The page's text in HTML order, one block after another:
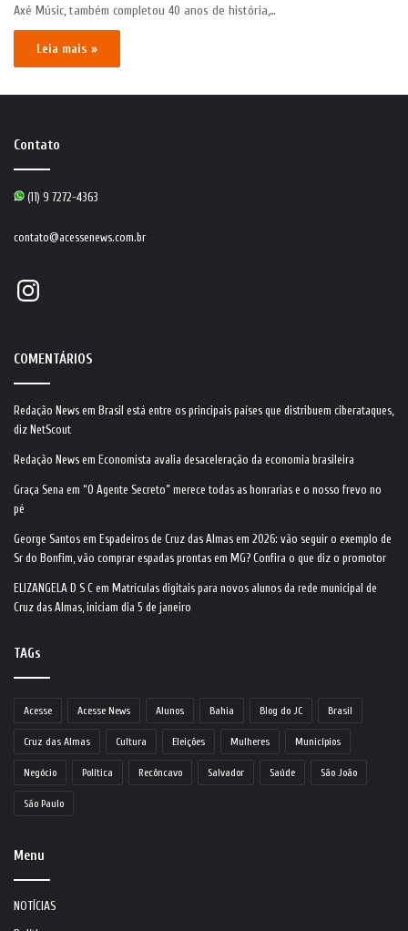
Axé Músic, também completou 40 anos de história,…
Leia mais »
Contato
(11) 9 7272-4363
contato@acessenews.com.br
Instagram
COMENTÁRIOS
Redação News em Brasil está entre os principais países que distribuem ciberataques,
diz NetScout
Redação News em Economista avalia desaceleração da economia brasileira
Graça Sena em “O Agente Secreto” merece todas as honrarias e o nosso frevo no
pé
George Santos em Espadeiros de Cruz das Almas em 2026: vão seguir o exemplo de
Sr do Bonfim, vão comprar espadas prontas em MG? Confira o que diz o promotor
ELIZANGELA D S C em Matrículas digitais para novos alunos da rede municipal de
Cruz das Almas, iniciam dia 5 de janeiro
TAGs
Acesse Acesse News Alunos Bahia Blog do JC Brasil
Cruz das Almas Cultura Eleições Mulheres Municípios
Negócio Política Recôncavo Salvador Saúde São João
São Paulo
Menu
NOTÍCIAS